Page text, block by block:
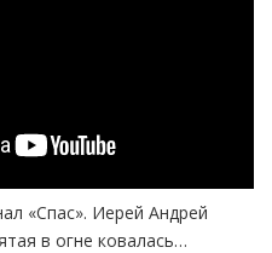
«Спас». Иерей Андрей
в огне ковалась…